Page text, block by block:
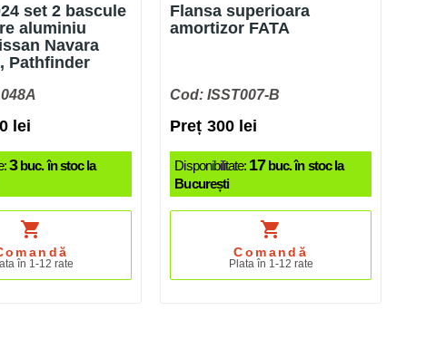
set 2 bascule
aluminiu
Navara
Pathfinder
lei
3buc. în stoc la
shopping_cart
în 1-12 rate
Flansa superioara
amortizor FATA
Cod: ISST007-B
Preț 300 lei
Disponibilitate: 17buc. în stoc la
București
shopping_cart
Comandă
Plata în 1-12 rate